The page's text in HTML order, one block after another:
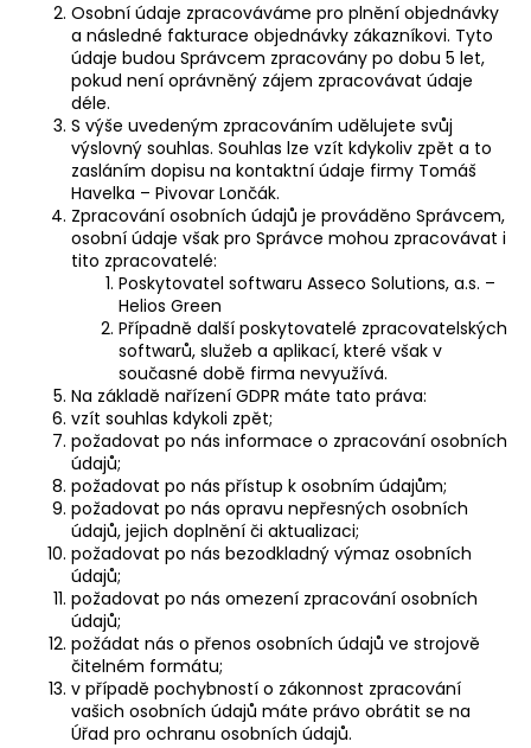
Osobní údaje zpracováváme pro plnění objednávky
a následné fakturace objednávky zákazníkovi. Tyto
údaje budou Správcem zpracovány po dobu 5 let,
pokud není oprávněný zájem zpracovávat údaje
déle.
S výše uvedeným zpracováním udělujete svůj
výslovný souhlas. Souhlas lze vzít kdykoliv zpět a to
zasláním dopisu na kontaktní údaje firmy Tomáš
Havelka – Pivovar Lončák.
Zpracování osobních údajů je prováděno Správcem,
osobní údaje však pro Správce mohou zpracovávat i
tito zpracovatelé:
Poskytovatel softwaru Asseco Solutions, a.s. –
Helios Green
Případně další poskytovatelé zpracovatelských
softwarů, služeb a aplikací, které však v
současné době firma nevyužívá.
Na základě nařízení GDPR máte tato práva:
vzít souhlas kdykoli zpět;
požadovat po nás informace o zpracování osobních
údajů;
požadovat po nás přístup k osobním údajům;
požadovat po nás opravu nepřesných osobních
údajů, jejich doplnění či aktualizaci;
požadovat po nás bezodkladný výmaz osobních
údajů;
požadovat po nás omezení zpracování osobních
údajů;
požádat nás o přenos osobních údajů ve strojově
čitelném formátu;
v případě pochybností o zákonnost zpracování
vašich osobních údajů máte právo obrátit se na
Úřad pro ochranu osobních údajů.
HLEDAT